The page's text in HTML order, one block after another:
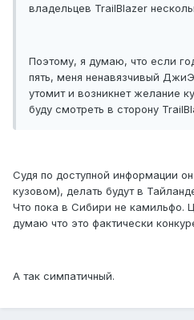
владельцев TrailBlazer
Поэтому, я думаю, что если
пять, меня ненавязчивый
утомит и возникнет желание
буду смотреть в сторону
Судя по доступной информации
кузовом), делать будут в
Что пока в Сибири не камильфо.
думаю что это фактически
А так симпатичный.